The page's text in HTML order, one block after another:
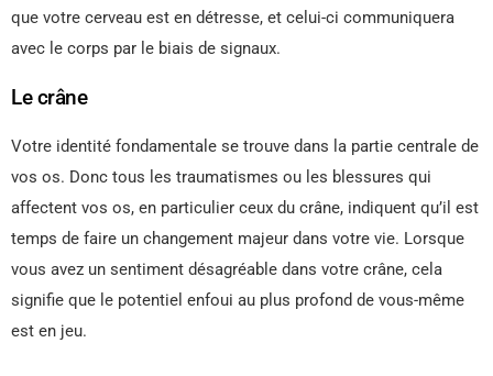
que votre cerveau est en détresse, et celui-ci communiquera
avec le corps par le biais de signaux.
Le crâne
Votre identité fondamentale se trouve dans la partie centrale de
vos os. Donc tous les traumatismes ou les blessures qui
affectent vos os, en particulier ceux du crâne, indiquent qu’il est
temps de faire un changement majeur dans votre vie. Lorsque
vous avez un sentiment désagréable dans votre crâne, cela
signifie que le potentiel enfoui au plus profond de vous-même
est en jeu.